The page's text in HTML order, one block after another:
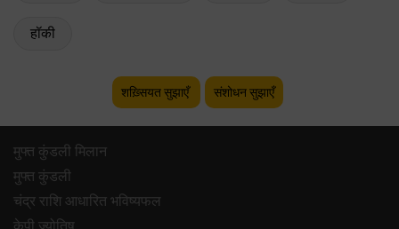
हॉकी
शख़्सियत सुझाएँ संशोधन सुझाएँ
मुफ्त कुंडली मिलान
मुफ्त कुंडली
चंद्र राशि आधारित भविष्यफल